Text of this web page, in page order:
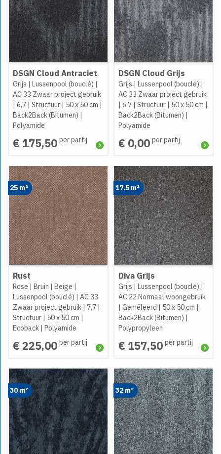
DSGN Cloud Antraciet
Grijs | Lussenpool (bouclé) |
AC 33 Zwaar project gebruik
| 6,7 | Structuur | 50 x 50 cm |
Back2Back (Bitumen) |
Polyamide
€ 175,50 per partij
DSGN Cloud Grijs
Grijs | Lussenpool (bouclé) |
AC 33 Zwaar project gebruik
| 6,7| Structuur| 50 x 50 cm |
Back2Back (Bitumen) |
Polyamide
€ 0,00 per partij
25 m²
Rust
Rose | Bruin | Beige |
Lussenpool (bouclé) | AC 33
Zwaar project gebruik | 7,7 |
Structuur | 50 x 50 cm |
Ecoback | Polyamide
€ 225,00 per partij
17.5 m²
Diva Grijs
Grijs | Lussenpool (bouclé) |
AC 22 Normaal woongebruik
| Gemêleerd | 50 x 50 cm |
Back2Back (Bitumen) |
Polypropyleen
€ 157,50 per partij
30 m² 32 m²